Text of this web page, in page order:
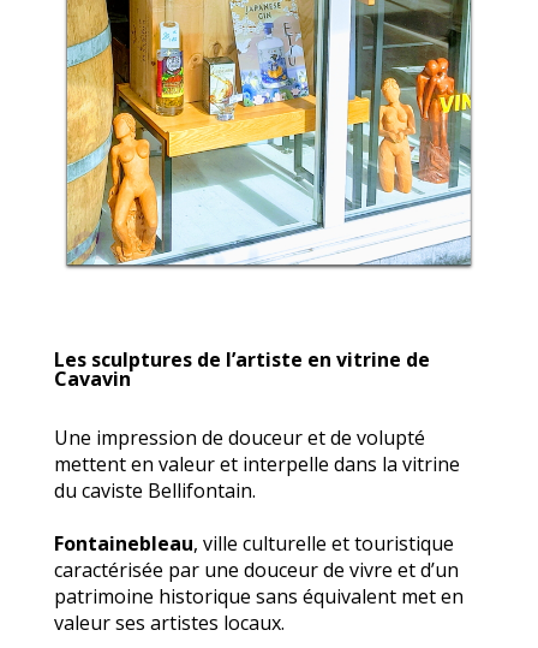
Les sculptures de l’artiste en vitrine de
Cavavin
Une impression de douceur et de volupté
mettent en valeur et interpelle dans la vitrine
du caviste Bellifontain.
Fontainebleau, ville culturelle et touristique
caractérisée par une douceur de vivre et d’un
patrimoine historique sans équivalent met en
valeur ses artistes locaux.